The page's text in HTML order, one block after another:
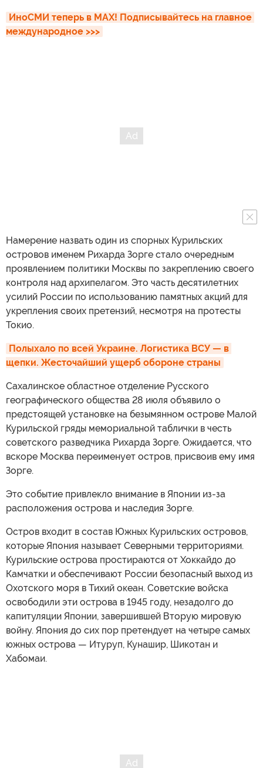
ИноСМИ теперь в MAX! Подписывайтесь на главное
международное >>>
Намерение назвать один из спорных Курильских
островов именем Рихарда Зорге стало очередным
проявлением политики Москвы по закреплению своего
контроля над архипелагом. Это часть десятилетних
усилий России по использованию памятных акций для
укрепления своих претензий, несмотря на протесты
Токио.
Полыхало по всей Украине. Логистика ВСУ — в
щепки. Жесточайший ущерб обороне страны
Сахалинское областное отделение Русского
географического общества 28 июля объявило о
предстоящей установке на безымянном острове Малой
Курильской гряды мемориальной таблички в честь
советского разведчика Рихарда Зорге. Ожидается, что
вскоре Москва переименует остров, присвоив ему имя
Зорге.
Это событие привлекло внимание в Японии из-за
расположения острова и наследия Зорге.
Остров входит в состав Южных Курильских островов,
которые Япония называет Северными территориями.
Курильские острова простираются от Хоккайдо до
Камчатки и обеспечивают России безопасный выход из
Охотского моря в Тихий океан. Советские войска
освободили эти острова в 1945 году, незадолго до
капитуляции Японии, завершившей Вторую мировую
войну. Япония до сих пор претендует на четыре самых
южных острова — Итуруп, Кунашир, Шикотан и
Хабомаи.